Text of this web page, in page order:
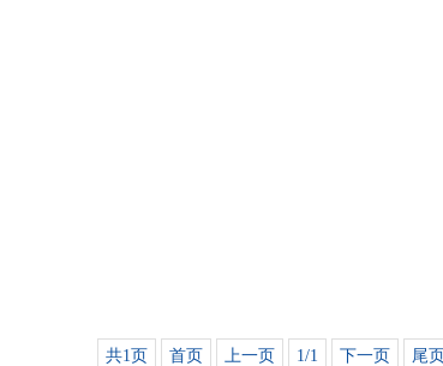
共1页 首页 上一页 1/1 下一页 尾